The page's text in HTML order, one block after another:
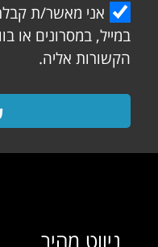
אני מאשר/ת
במייל, במסרונים או
הקשורות אליה.
ניווט מהיר